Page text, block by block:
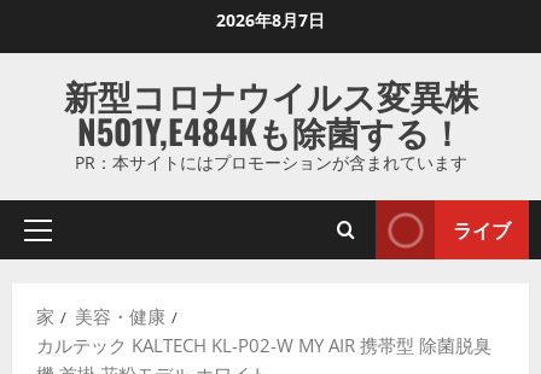
ス
ッ
2026年8月7日
新型コロナウイルス変異株
N501Y,E484Kも除菌する！
PR：本サイトにはプロモーションが含まれています
プ
マ
リ
ライブ
家
美容・健康
カルテック KALTECH KL-P02-W MY AIR 携帯型 除菌脱臭